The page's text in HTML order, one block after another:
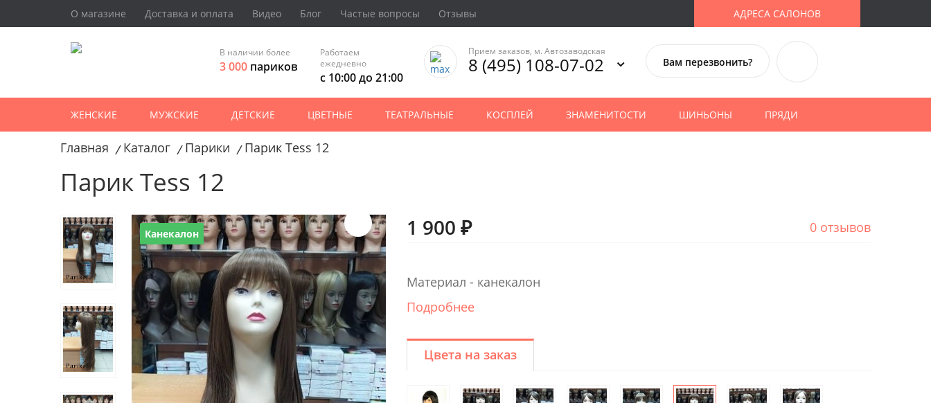
О магазине Доставка и оплата Видео Блог Частые вопросы Отзывы АДРЕСА САЛОНОВ
В наличии более
3 000 париков
Работаем
ежедневно
с 10:00 до 21:00
Прием заказов, м. Автозаводская
8 (495) 108-07-02 Вам перезвонить?
ЖЕНСКИЕ МУЖСКИЕ ДЕТСКИЕ ЦВЕТНЫЕ ТЕАТРАЛЬНЫЕ КОСПЛЕЙ ЗНАМЕНИТОСТИ ШИНЬОНЫ ПРЯДИ
Главная / Каталог / Парики / Парик Tess 12
Парик Tess 12
Канекалон 1 900 ₽ 0 отзывов
Материал - канекалон
Подробнее
Цвета на заказ